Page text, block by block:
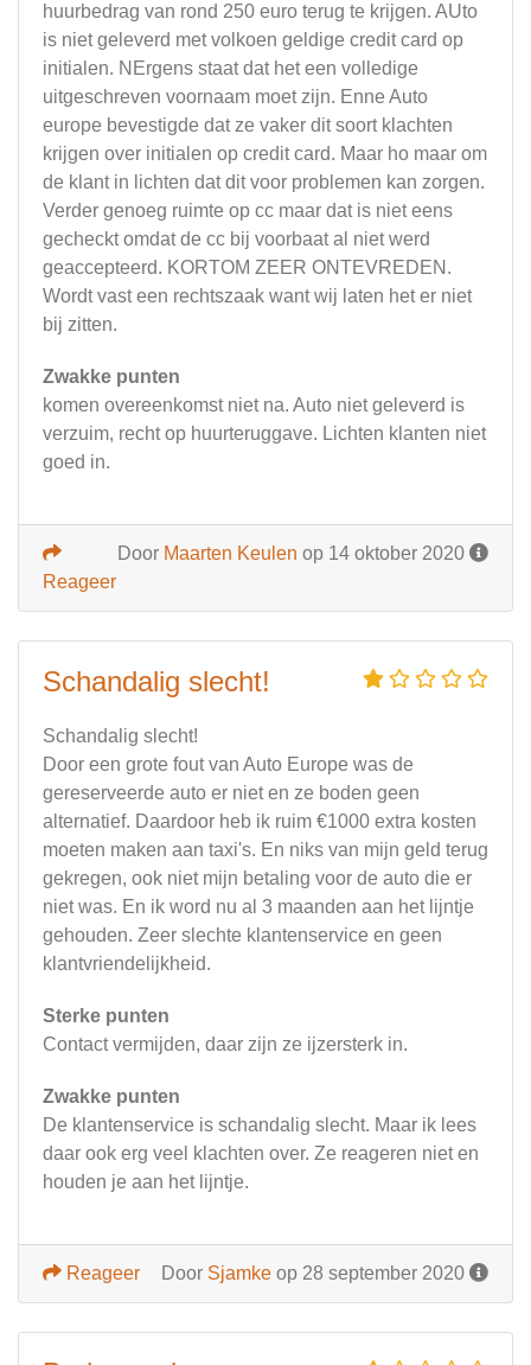
huurbedrag van rond 250 euro terug te krijgen. AUto
is niet geleverd met volkoen geldige credit card op
initialen. NErgens staat dat het een volledige
uitgeschreven voornaam moet zijn. Enne Auto
europe bevestigde dat ze vaker dit soort klachten
krijgen over initialen op credit card. Maar ho maar om
de klant in lichten dat dit voor problemen kan zorgen.
Verder genoeg ruimte op cc maar dat is niet eens
gecheckt omdat de cc bij voorbaat al niet werd
geaccepteerd. KORTOM ZEER ONTEVREDEN.
Wordt vast een rechtszaak want wij laten het er niet
bij zitten.
Zwakke punten
komen overeenkomst niet na. Auto niet geleverd is
verzuim, recht op huurteruggave. Lichten klanten niet
goed in.
Door Maarten Keulen op 14 oktober 2020
Reageer
Schandalig slecht!
Schandalig slecht!
Door een grote fout van Auto Europe was de
gereserveerde auto er niet en ze boden geen
alternatief. Daardoor heb ik ruim €1000 extra kosten
moeten maken aan taxi's. En niks van mijn geld terug
gekregen, ook niet mijn betaling voor de auto die er
niet was. En ik word nu al 3 maanden aan het lijntje
gehouden. Zeer slechte klantenservice en geen
klantvriendelijkheid.
Sterke punten
Contact vermijden, daar zijn ze ijzersterk in.
Zwakke punten
De klantenservice is schandalig slecht. Maar ik lees
daar ook erg veel klachten over. Ze reageren niet en
houden je aan het lijntje.
Door Sjamke op 28 september 2020
Reageer